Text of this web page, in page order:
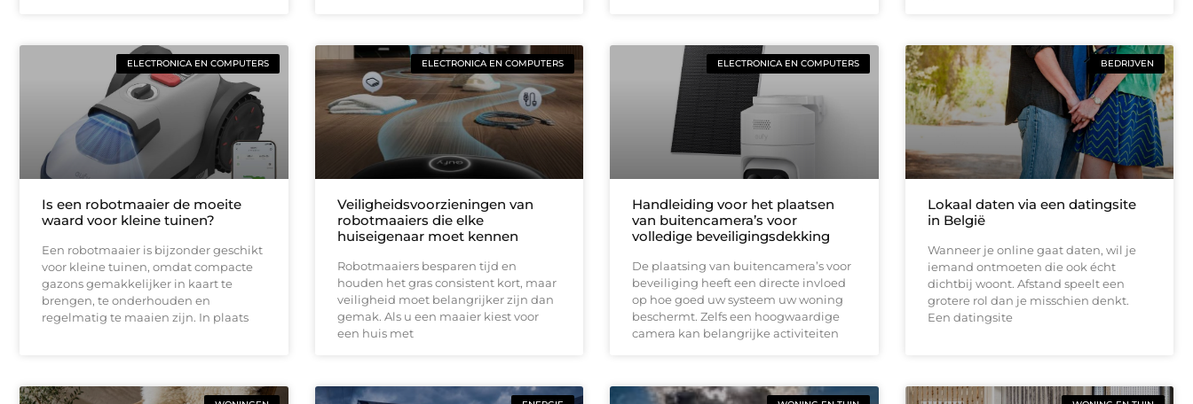
ELECTRONICA EN COMPUTERS
Is een robotmaaier de moeite
waard voor kleine tuinen?
Een robotmaaier is bijzonder geschikt
voor kleine tuinen, omdat compacte
gazons gemakkelijker in kaart te
brengen, te onderhouden en
regelmatig te maaien zijn. In plaats
ELECTRONICA EN COMPUTERS
Veiligheidsvoorzieningen van
robotmaaiers die elke
huiseigenaar moet kennen
Robotmaaiers besparen tijd en
houden het gras consistent kort, maar
veiligheid moet belangrijker zijn dan
gemak. Als u een maaier kiest voor
een huis met
ELECTRONICA EN COMPUTERS
Handleiding voor het plaatsen
van buitencamera’s voor
volledige beveiligingsdekking
De plaatsing van buitencamera’s voor
beveiliging heeft een directe invloed
op hoe goed uw systeem uw woning
beschermt. Zelfs een hoogwaardige
camera kan belangrijke activiteiten
BEDRIJVEN
Lokaal daten via een datingsite
in België
Wanneer je online gaat daten, wil je
iemand ontmoeten die ook écht
dichtbij woont. Afstand speelt een
grotere rol dan je misschien denkt.
Een datingsite